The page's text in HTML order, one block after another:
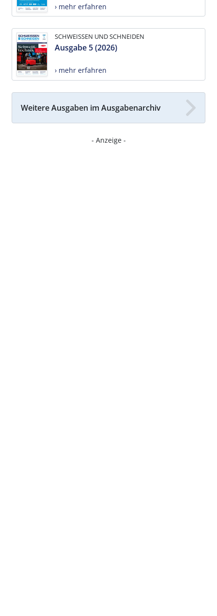
› mehr erfahren
SCHWEISSEN UND SCHNEIDEN
Ausgabe 5 (2026)
› mehr erfahren
Weitere Ausgaben im Ausgabenarchiv
- Anzeige -